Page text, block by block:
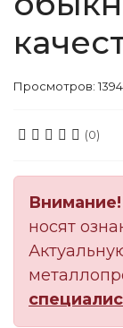
Просмотров:
(0)
Внимание!
носят